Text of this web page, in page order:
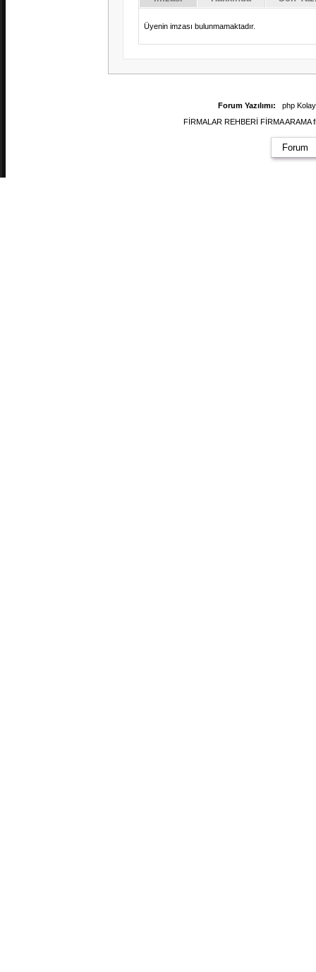
Üyenin imzası bulunmamaktadır.
Forum Yazılımı:
php
FİRMALAR REHBERİ FİRMA
Forum